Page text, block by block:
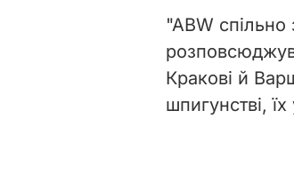
"ABW спільно
Кракові й
шпигунстві,